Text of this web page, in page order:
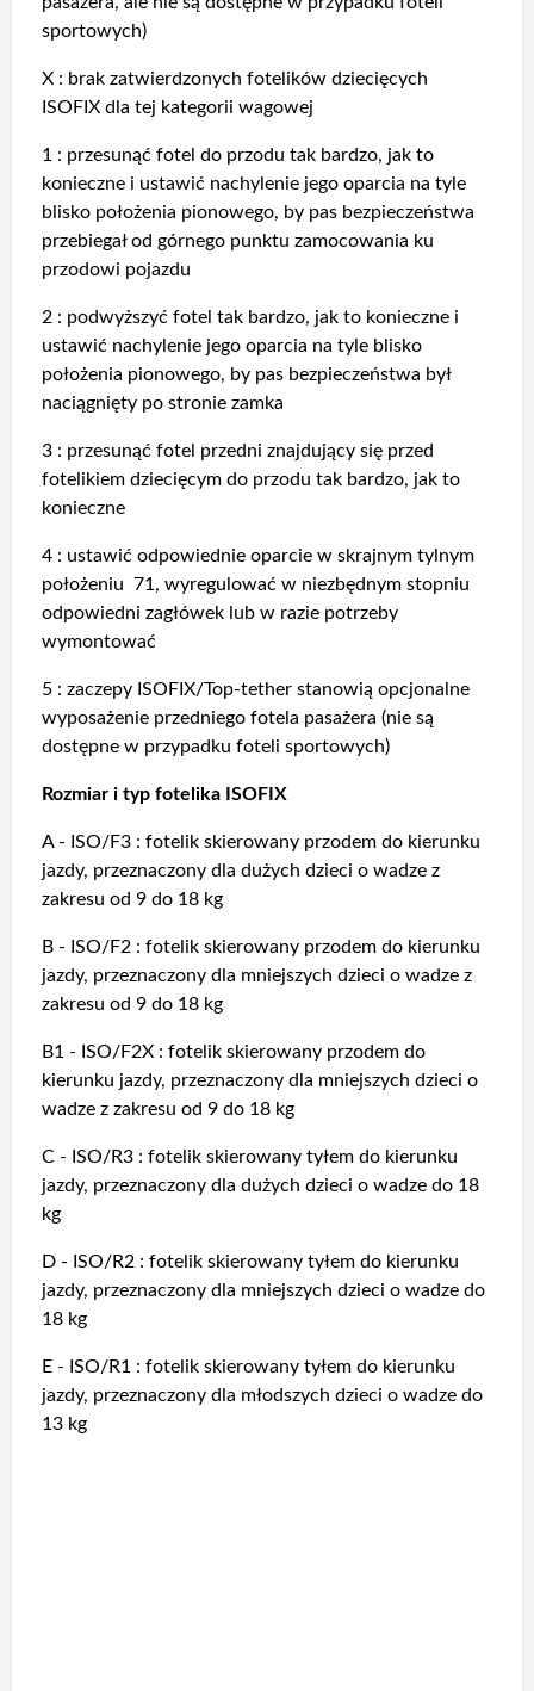
sportowych)
X : brak zatwierdzonych fotelików dziecięcych
ISOFIX dla tej kategorii wagowej
1 : przesunąć fotel do przodu tak bardzo, jak to
konieczne i ustawić nachylenie jego oparcia na tyle
blisko położenia pionowego, by pas bezpieczeństwa
przebiegał od górnego punktu zamocowania ku
przodowi pojazdu
2 : podwyższyć fotel tak bardzo, jak to konieczne i
ustawić nachylenie jego oparcia na tyle blisko
położenia pionowego, by pas bezpieczeństwa był
naciągnięty po stronie zamka
3 : przesunąć fotel przedni znajdujący się przed
fotelikiem dziecięcym do przodu tak bardzo, jak to
konieczne
4 : ustawić odpowiednie oparcie w skrajnym tylnym
położeniu 71, wyregulować w niezbędnym stopniu
odpowiedni zagłówek lub w razie potrzeby
wymontować
5 : zaczepy ISOFIX/Top-tether stanowią opcjonalne
wyposażenie przedniego fotela pasażera (nie są
dostępne w przypadku foteli sportowych)
Rozmiar i typ fotelika ISOFIX
A - ISO/F3 : fotelik skierowany przodem do kierunku
jazdy, przeznaczony dla dużych dzieci o wadze z
zakresu od 9 do 18 kg
B - ISO/F2 : fotelik skierowany przodem do kierunku
jazdy, przeznaczony dla mniejszych dzieci o wadze z
zakresu od 9 do 18 kg
B1 - ISO/F2X : fotelik skierowany przodem do
kierunku jazdy, przeznaczony dla mniejszych dzieci o
wadze z zakresu od 9 do 18 kg
C - ISO/R3 : fotelik skierowany tyłem do kierunku
jazdy, przeznaczony dla dużych dzieci o wadze do 18
kg
D - ISO/R2 : fotelik skierowany tyłem do kierunku
jazdy, przeznaczony dla mniejszych dzieci o wadze do
18 kg
E - ISO/R1 : fotelik skierowany tyłem do kierunku
jazdy, przeznaczony dla młodszych dzieci o wadze do
13 kg